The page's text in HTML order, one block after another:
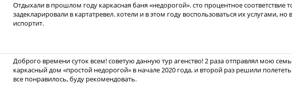
Отдыхали в прошлом году каркасная баня «недорогой». сто процентное соответствие
задекларировали в картатревел. хотели и в этом году воспользоваться их услугами,
испортит.
Доброго времени суток всем! советую данную тур агенство! 2 раза отправлял мою
каркасный дом «простой недорогой» в начале 2020 года, и второй раз решили
все понравилось, буду рекомендовать.